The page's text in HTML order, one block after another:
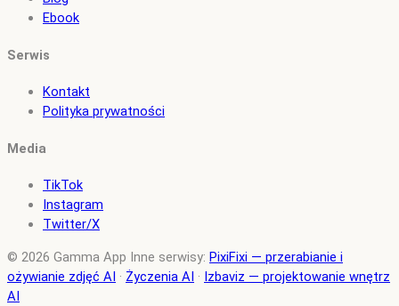
Ebook
Serwis
Kontakt
Polityka prywatności
Media
TikTok
Instagram
Twitter/X
© 2026 Gamma App Inne serwisy: PixiFixi — przerabianie i
ożywianie zdjęć AI · Życzenia AI · Izbaviz — projektowanie wnętrz
AI